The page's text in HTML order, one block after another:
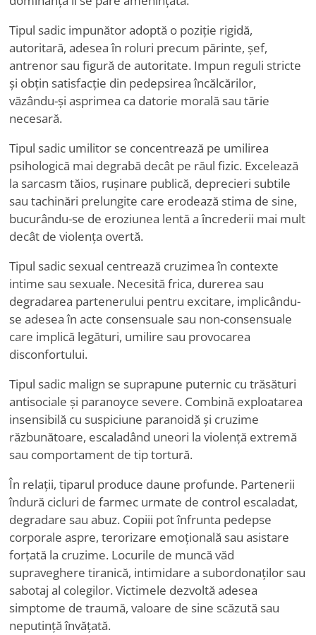
Tipul sadic impunător adoptă o poziție rigidă,
autoritară, adesea în roluri precum părinte, șef,
antrenor sau figură de autoritate. Impun reguli stricte
și obțin satisfacție din pedepsirea încălcărilor,
văzându-și asprimea ca datorie morală sau tărie
necesară.
Tipul sadic umilitor se concentrează pe umilirea
psihologică mai degrabă decât pe răul fizic. Excelează
la sarcasm tăios, rușinare publică, deprecieri subtile
sau tachinări prelungite care erodează stima de sine,
bucurându-se de eroziunea lentă a încrederii mai mult
decât de violența overtă.
Tipul sadic sexual centrează cruzimea în contexte
intime sau sexuale. Necesită frica, durerea sau
degradarea partenerului pentru excitare, implicându-
se adesea în acte consensuale sau non-consensuale
care implică legături, umilire sau provocarea
disconfortului.
Tipul sadic malign se suprapune puternic cu trăsături
antisociale și paranoyce severe. Combină exploatarea
insensibilă cu suspiciune paranoidă și cruzime
răzbunătoare, escaladând uneori la violență extremă
sau comportament de tip tortură.
În relații, tiparul produce daune profunde. Partenerii
îndură cicluri de farmec urmate de control escaladat,
degradare sau abuz. Copiii pot înfrunta pedepse
corporale aspre, terorizare emoțională sau asistare
forțată la cruzime. Locurile de muncă văd
supraveghere tiranică, intimidare a subordonaților sau
sabotaj al colegilor. Victimele dezvoltă adesea
simptome de traumă, valoare de sine scăzută sau
neputință învățată.